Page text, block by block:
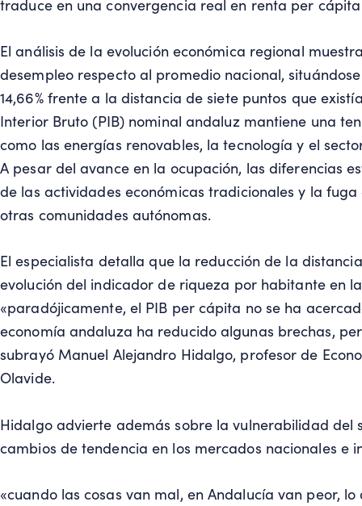
traduce en una convergencia real en renta per
El análisis de la evolución económica regional
desempleo respecto al promedio nacional,
14,66% frente a la distancia de siete puntos que
Interior Bruto (PIB) nominal andaluz mantiene una
como las energías renovables, la tecnología y el
A pesar del avance en la ocupación, las diferencias
de las actividades económicas tradicionales y la
otras comunidades autónomas.
El especialista detalla que la reducción de la
evolución del indicador de riqueza por habitante en
«paradójicamente, el PIB per cápita no se ha
economía andaluza ha reducido algunas brechas,
subrayó Manuel Alejandro Hidalgo, profesor de
Olavide.
Hidalgo advierte además sobre la vulnerabilidad del
cambios de tendencia en los mercados nacionales e
«cuando las cosas van mal, en Andalucía van peor,